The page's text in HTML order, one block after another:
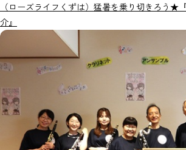
（ローズライフくずは）猛暑を乗り切きろう★
介』